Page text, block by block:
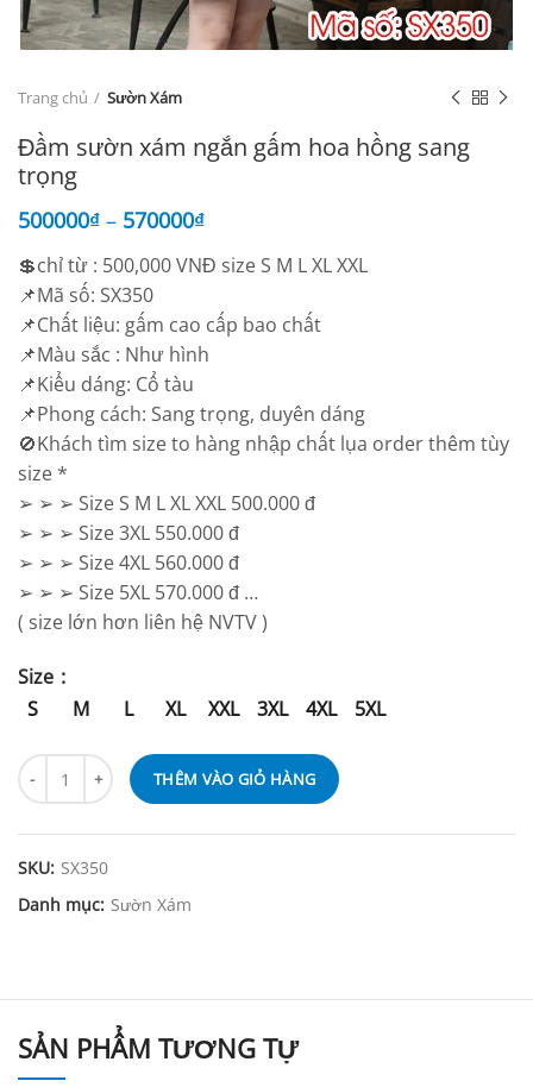
Trang chủ Sườn Xám
Đầm sườn xám ngắn gấm hoa hồng sang
trọng
500000₫ – 570000₫
💲chỉ từ : 500,000 VNĐ size S M L XL XXL
📌Mã số: SX350
📌Chất liệu: gấm cao cấp bao chất
📌Màu sắc : Như hình
📌Kiểu dáng: Cổ tàu
📌Phong cách: Sang trọng, duyên dáng
🚫Khách tìm size to hàng nhập chất lụa order thêm tùy
size *
➢ ➢ ➢ Size S M L XL XXL 500.000 đ
➢ ➢ ➢ Size 3XL 550.000 đ
➢ ➢ ➢ Size 4XL 560.000 đ
➢ ➢ ➢ Size 5XL 570.000 đ …
( size lớn hơn liên hệ NVTV )
Size
S
M L XL XXL 3XL 4XL 5XL
THÊM VÀO GIỎ HÀNG
SKU: SX350
Danh mục: Sườn Xám
SẢN PHẨM TƯƠNG TỰ